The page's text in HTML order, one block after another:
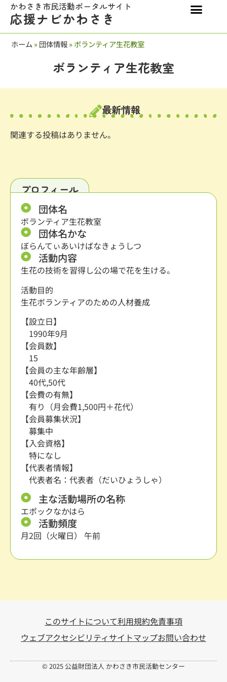
かわさき市民活動ポータルサイト
応援ナビかわさき
ホーム »団体情報»ボランティア生花教室
ボランティア生花教室
最新情報
関連する投稿はありません。
プロフィール
団体名
ボランティア生花教室
団体名かな
ぼらんてぃあいけばなきょうしつ
活動内容
生花の技術を習得し公の場で花を生ける。
活動目的
生花ボランティアのための人材養成
【設立日】
1990年9月
【会員数】
15
【会員の主な年齢層】
40代,50代
【会費の有無】
有り（月会費1,500円＋花代）
【会員募集状況】
募集中
【入会資格】
特になし
【代表者情報】
代表者名：代表者（だいひょうしゃ）
主な活動場所の名称
エポックなかはら
活動頻度
月2回（火曜日） 午前
このサイトについて利用規約免責事項
ウェブアクセシビリティサイトマップお問い合わせ
© 2025 公益財団法人 かわさき市民活動センター